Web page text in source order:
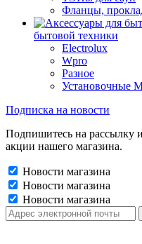
Фланцы,
бытовой техники
Electrolux
Wpro
Разное
Установочные
Подписка на новости
Подпишитесь на рассылку
акции нашего магазина.
Новости магазина
Новости магазина
Новости магазина